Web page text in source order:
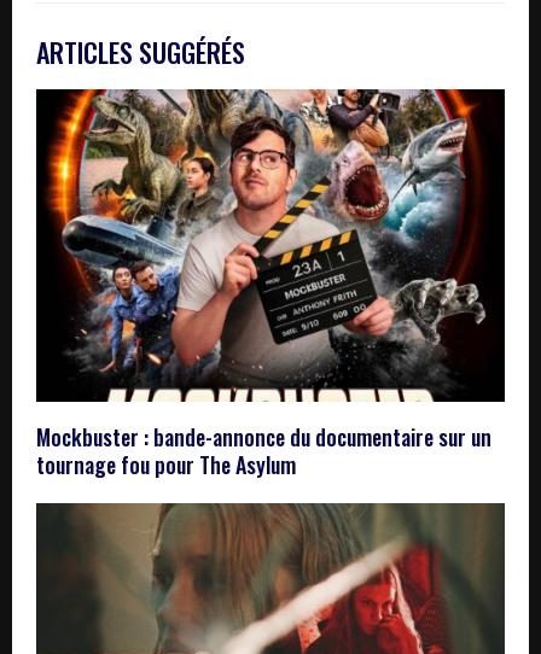
ARTICLES SUGGÉRÉS
Mockbuster : bande-annonce du documentaire sur un
tournage fou pour The Asylum